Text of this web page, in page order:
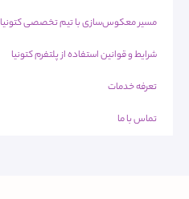
مسیر معکوس‌سازی با تیم تخصصی کتونیا
شرایط و قوانین استفاده از پلتفرم کتونیا
تعرفه خدمات
تماس با ما